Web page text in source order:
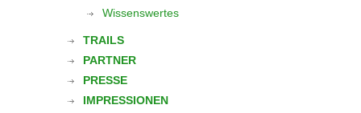
Wissenswertes
TRAILS
PARTNER
PRESSE
IMPRESSIONEN